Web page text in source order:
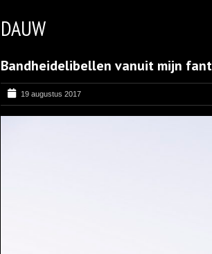
DAUW
Bandheidelibellen vanuit mijn
19 augustus 2017